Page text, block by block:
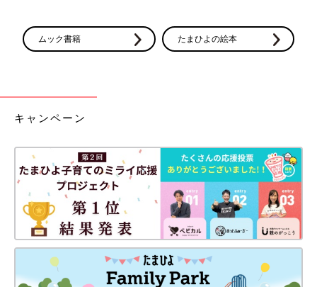
ムック書籍 たまひよの絵本
キャンペーン